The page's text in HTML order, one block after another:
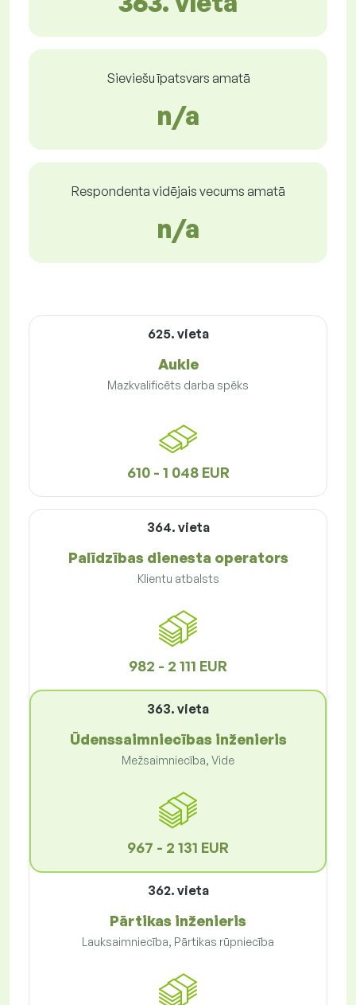
Sieviešu īpatsvars amatā
n/a
Respondenta vidējais vecums amatā
n/a
625. vieta
Aukle
Mazkvalificēts darba spēks
610 - 1 048 EUR
364. vieta
Palīdzības dienesta operators
Klientu atbalsts
982 - 2 111 EUR
363. vieta
Ūdenssaimniecības inženieris
Mežsaimniecība, Vide
967 - 2 131 EUR
362. vieta
Pārtikas inženieris
Lauksaimniecība, Pārtikas rūpniecība